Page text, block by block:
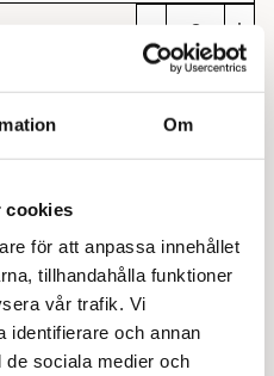
Om
cookies
för att anpassa innehållet
tillhandahålla funktioner
vår trafik. Vi
identifierare och annan
de sociala medier och
6.00 mm, 40 cm (119 kr)
6.00 mm, 80 cm (119 kr)